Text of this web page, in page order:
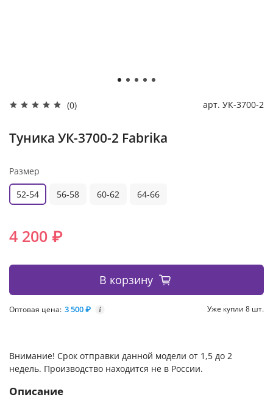
(0) арт. УК-3700-2
Туника УК-3700-2 Fabrika
Размер
52-54
56-58 60-62 64-66
4 200 ₽
В корзину
Оптовая цена: 3 500 ₽ i Уже купли 8 шт.
Внимание! Срок отправки данной модели от 1,5 до 2
недель. Производство находится не в России.
Описание